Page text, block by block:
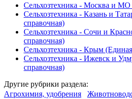
Сельхозтехника - Москва и МО
Сельхозтехника - Казань и
справочная)
Сельхозтехника - Сочи и
справочная)
Сельхозтехника - Крым
Сельхозтехника - Ижевск и
справочная)
Другие рубрики раздела:
Агрохимия, удобрения